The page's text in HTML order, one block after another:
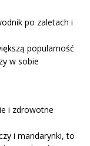
po zaletach i
popularność
w sobie
i zdrowotne
i mandarynki, to